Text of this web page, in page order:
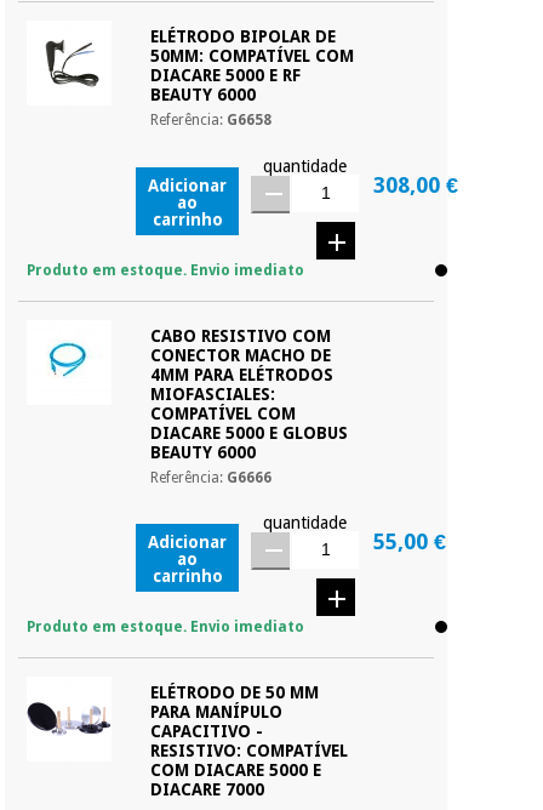
ELÉTRODO BIPOLAR DE
50MM: COMPATÍVEL COM
DIACARE 5000 E RF
BEAUTY 6000
Referência: G6658
308,00 €
quantidade
Adicionar
ao
carrinho
Produto em estoque. Envio imediato
CABO RESISTIVO COM
CONECTOR MACHO DE
4MM PARA ELÉTRODOS
MIOFASCIALES:
COMPATÍVEL COM
DIACARE 5000 E GLOBUS
BEAUTY 6000
Referência: G6666
55,00 €
quantidade
Adicionar
ao
carrinho
Produto em estoque. Envio imediato
ELÉTRODO DE 50 MM
PARA MANÍPULO
CAPACITIVO -
RESISTIVO: COMPATÍVEL
COM DIACARE 5000 E
DIACARE 7000